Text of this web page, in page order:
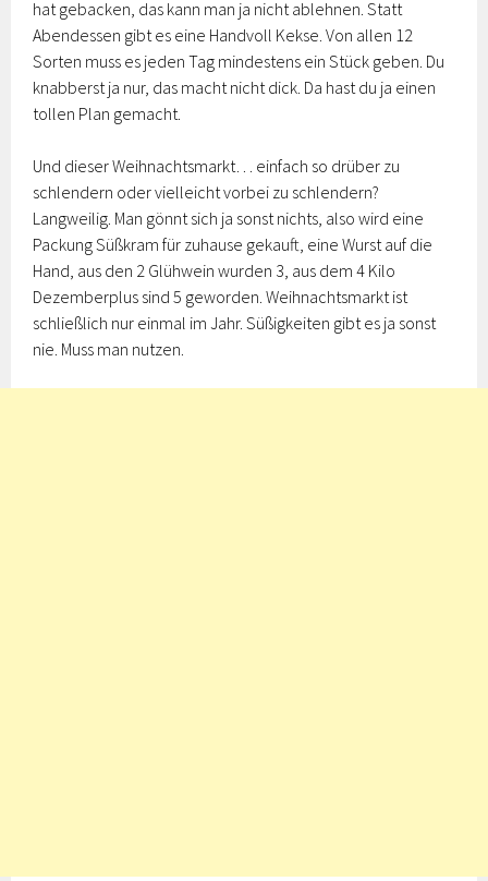
hat gebacken, das kann man ja nicht ablehnen. Statt
Abendessen gibt es eine Handvoll Kekse. Von allen 12
Sorten muss es jeden Tag mindestens ein Stück geben. Du
knabberst ja nur, das macht nicht dick. Da hast du ja einen
tollen Plan gemacht.
Und dieser Weihnachtsmarkt… einfach so drüber zu
schlendern oder vielleicht vorbei zu schlendern?
Langweilig. Man gönnt sich ja sonst nichts, also wird eine
Packung Süßkram für zuhause gekauft, eine Wurst auf die
Hand, aus den 2 Glühwein wurden 3, aus dem 4 Kilo
Dezemberplus sind 5 geworden. Weihnachtsmarkt ist
schließlich nur einmal im Jahr. Süßigkeiten gibt es ja sonst
nie. Muss man nutzen.